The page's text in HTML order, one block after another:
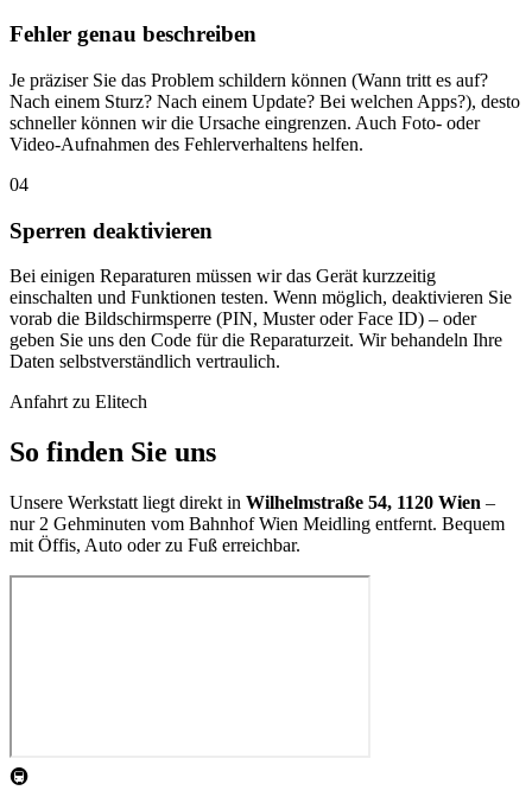
Fehler genau beschreiben
Je präziser Sie das Problem schildern können (Wann tritt es auf?
Nach einem Sturz? Nach einem Update? Bei welchen Apps?), desto
schneller können wir die Ursache eingrenzen. Auch Foto- oder
Video-Aufnahmen des Fehlerverhaltens helfen.
04
Sperren deaktivieren
Bei einigen Reparaturen müssen wir das Gerät kurzzeitig
einschalten und Funktionen testen. Wenn möglich, deaktivieren Sie
vorab die Bildschirmsperre (PIN, Muster oder Face ID) – oder
geben Sie uns den Code für die Reparaturzeit. Wir behandeln Ihre
Daten selbstverständlich vertraulich.
Anfahrt zu Elitech
So finden Sie uns
Unsere Werkstatt liegt direkt in Wilhelmstraße 54, 1120 Wien –
nur 2 Gehminuten vom Bahnhof Wien Meidling entfernt. Bequem
mit Öffis, Auto oder zu Fuß erreichbar.
🚇